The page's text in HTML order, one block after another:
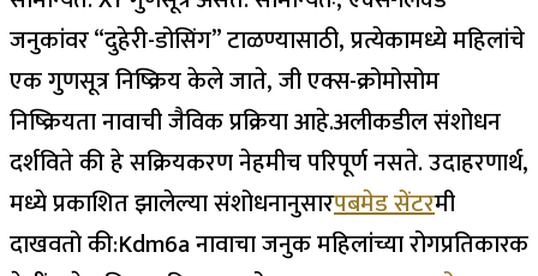
जनुकांवर “दुहेरी-डोसिंग” टाळण्यासाठी, प्रत्येकामध्ये महिलांचे
एक गुणसूत्र निष्क्रिय केले जाते, जी एक्स-क्रोमोसोम
निष्क्रियता नावाची जैविक प्रक्रिया आहे.अलीकडील संशोधन
दर्शविते की हे सक्रियकरण नेहमीच परिपूर्ण नसते. उदाहरणार्थ,
मध्ये प्रकाशित झालेल्या संशोधनानुसारपबमेड सेंटरमी
दाखवतो की:Kdm6a नावाचा जनुक महिलांच्या रोगप्रतिकारक